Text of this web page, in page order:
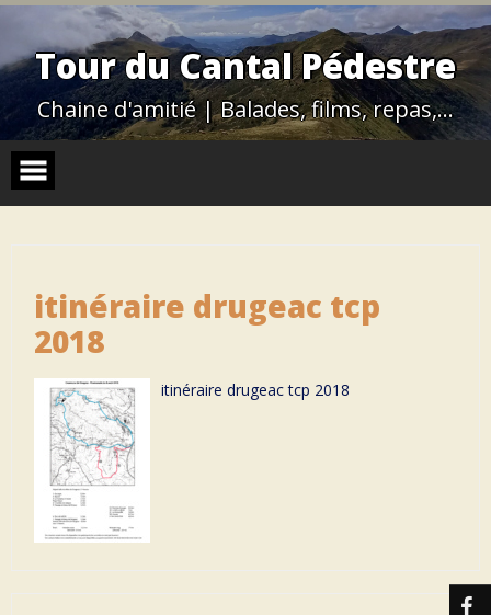
Skip
contentTour du Cantal Pédestre
Chaine d'amitié | Balades, films, repas,…
itinéraire drugeac tcp
2018
itinéraire drugeac tcp 2018